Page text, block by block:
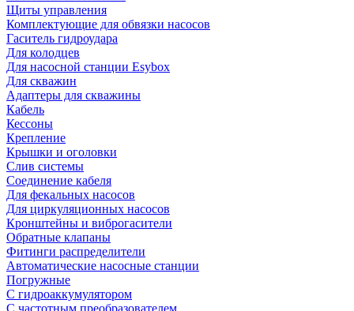
Щиты управления
Комплектующие для обвязки насосов
Гаситель гидроудара
Для колодцев
Для насосной станции Esybox
Для скважин
Адаптеры для скважины
Кабель
Кессоны
Крепление
Крышки и оголовки
Слив системы
Соединение кабеля
Для фекальных насосов
Для циркуляционных насосов
Кронштейны и виброгасители
Обратные клапаны
Фитинги распределители
Автоматические насосные станции
Погружные
С гидроаккумулятором
С частотным преобразователем